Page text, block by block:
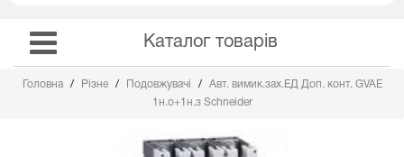
Каталог товарів
Головна Різне Подовжувачі
Авт. вимик.зах.ЕД Доп. конт. GVAE
1н.о+1н.з Schneider